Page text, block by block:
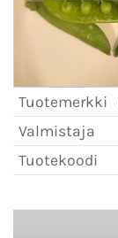
Tuotemerkki
Valmistaja
Tuotekoodi